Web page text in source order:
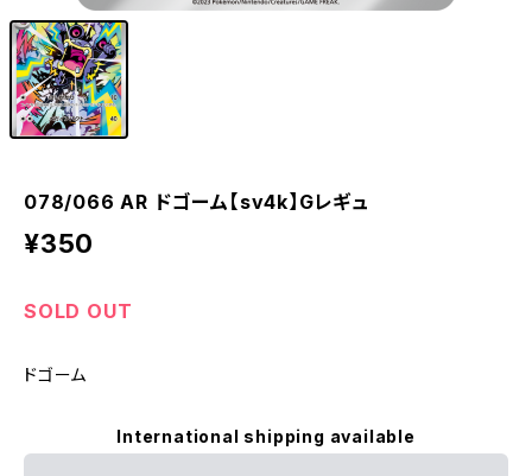
078/066 AR ドゴーム【sv4k】Gレギュ
¥350
SOLD OUT
ドゴーム
International shipping available